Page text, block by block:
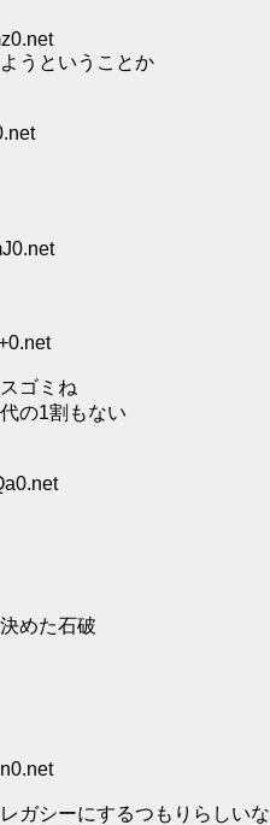
うということか
ゴミね
の1割もない
めた石破
ガシーにするつもりらしいな